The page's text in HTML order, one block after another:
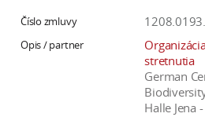
stretnutia
German
Halle Jena